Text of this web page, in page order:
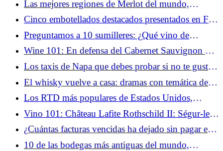
Las mejores regiones de Merlot del mundo,
mapeadas
Cinco embotellados destacados presentados en Fèis
Ìle de este año
Preguntamos a 10 sumilleres: ¿Qué vino de
supermercado amas en secreto? (2026)
Wine 101: En defensa del Cabernet Sauvignon 50
años después del juicio de París
Los taxis de Napa que debes probar si no te gustan
los vinos grandes y con mermelada
El whisky vuelve a casa: dramas con temática de
fútbol
Los RTD más populares de Estados Unidos,
clasificados por contenido de alcohol (infografía)
Vino 101: Château Lafite Rothschild II: Ségur-le-
Château
¿Cuántas facturas vencidas ha dejado sin pagar el
RNDC en su colapso?
10 de las bodegas más antiguas del mundo,